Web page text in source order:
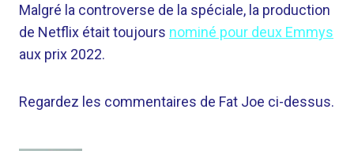
Malgré la controverse de la spéciale, la production
de Netflix était toujours nominé pour deux Emmys
aux prix 2022.
Regardez les commentaires de Fat Joe ci-dessus.